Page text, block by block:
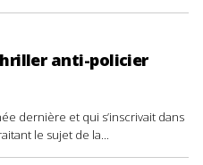
anti-policier
dernière et qui s’inscrivait dans
le sujet de la...